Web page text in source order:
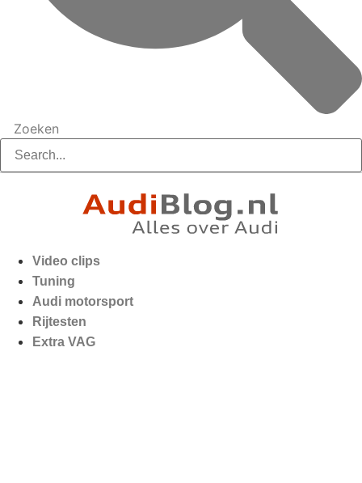
Zoeken
Video clips
Tuning
Audi motorsport
Rijtesten
Extra VAG